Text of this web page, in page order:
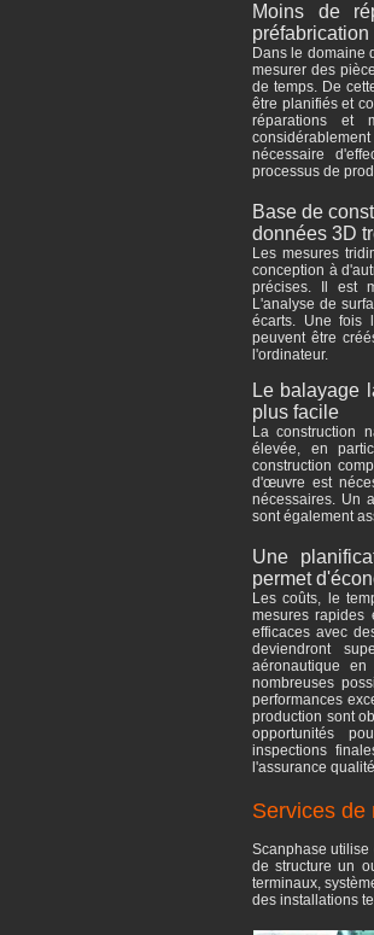
Moins de
Dans le domaine
mesurer des
de temps. De
être planifiés et
réparations et
nécessaire
processus de
Base de
données 3D
Les mesures
conception à
précises. Il est
L'analyse de
écarts. Une fois
peuvent être
l'ordinateur.
Le balayage
plus facile
La construction
élevée, en
construction
d'œuvre est
nécessaires. Un
sont également
Une
permet
Les coûts, le
mesures rapides
efficaces avec
deviendront
aéronautique
nombreuses
performances
production sont
opportunités
inspections
l'assurance
Services de
Scanphase utilise
de structure un
terminaux,
des installations